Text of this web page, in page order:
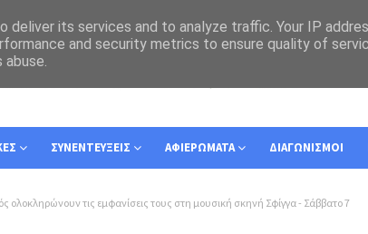
ΣΥΝΕΝΤΕΥΞΕΙΣ ΑΦΙΕΡΩΜΑΤΑ ΔΙΑΓΩΝΙΣΜΟΙ
ολοκληρώνουν τις εμφανίσεις τους στη μουσική σκηνή Σφίγγα - Σάββατο 7
deliver its services and to analyze traffic. Your IP
and security metrics to ensure quality of